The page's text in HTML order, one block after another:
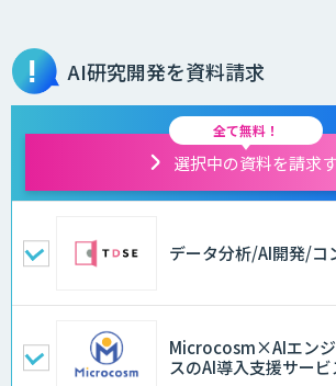
AI研究開発を資料請求
全て無料！
選択中の資料を請求
データ分析/AI開発/コ
Microcosm×AIエン
スのAI導入支援サービ